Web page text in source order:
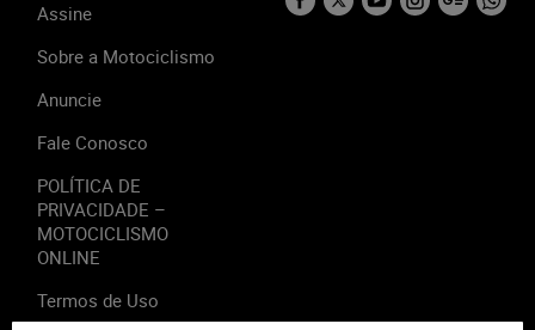
Assine
Sobre a Motociclismo
Anuncie
Fale Conosco
POLÍTICA DE
PRIVACIDADE –
MOTOCICLISMO
ONLINE
Termos de Uso